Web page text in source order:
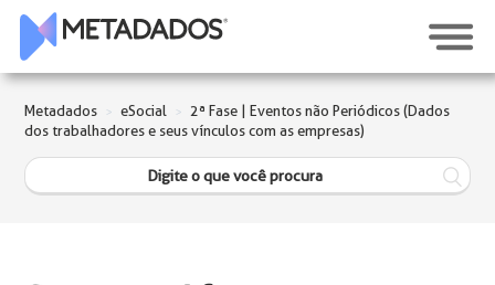
Metadados eSocial
2ª Fase | Eventos não Periódicos (Dados
dos trabalhadores e seus vínculos com as empresas)